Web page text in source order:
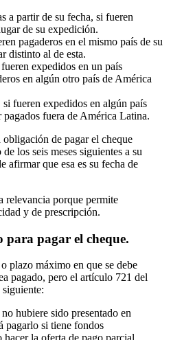
a partir de su fecha, si fueren
de su expedición.
pagaderos en el mismo país de su
distinto al de esta.
expedidos en un país
en algún otro país de América
fueren expedidos en algún país
pagados fuera de América Latina.
de pagar el cheque
los seis meses siguientes a su
afirmar que esa es su fecha de
relevancia porque permite
y de prescripción.
para pagar el cheque.
plazo máximo en que se debe
pagado, pero el artículo 721 del
hubiere sido presentado en
pagarlo si tiene fondos